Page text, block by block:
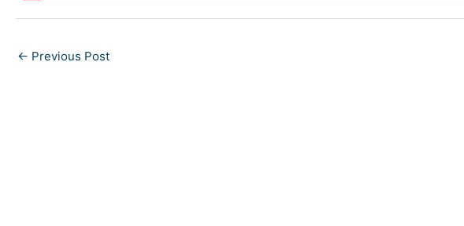
← Previous Post